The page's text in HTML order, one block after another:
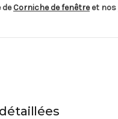
deCorniche de fenêtreet nos